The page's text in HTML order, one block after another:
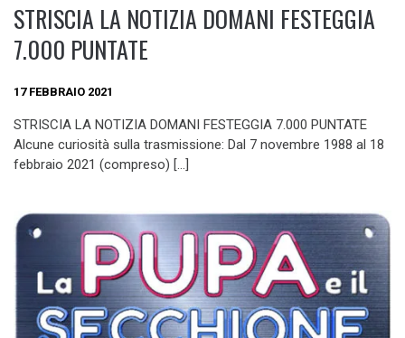
STRISCIA LA NOTIZIA DOMANI FESTEGGIA
7.000 PUNTATE
17 FEBBRAIO 2021
STRISCIA LA NOTIZIA DOMANI FESTEGGIA 7.000 PUNTATE
Alcune curiosità sulla trasmissione: Dal 7 novembre 1988 al 18
febbraio 2021 (compreso) […]